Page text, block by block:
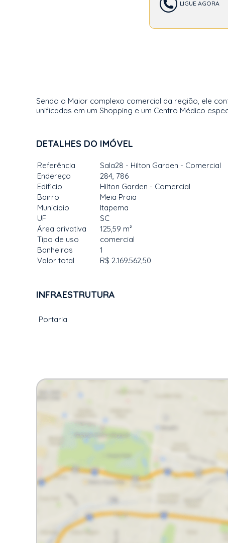
LIGUE AGORA
Sendo o Maior complexo comercial da região, ele
unificadas em um Shopping e um Centro Médico
DETALHES DO IMÓVEL
Referência
Sala28 - Hilton Garden - Comercial
Endereço
284, 786
Edificio
Hilton Garden - Comercial
Bairro
Meia Praia
Município
Itapema
UF
SC
Área privativa
125,59 m²
Tipo de uso
comercial
Banheiros
1
Valor total
R$ 2.169.562,50
INFRAESTRUTURA
Portaria